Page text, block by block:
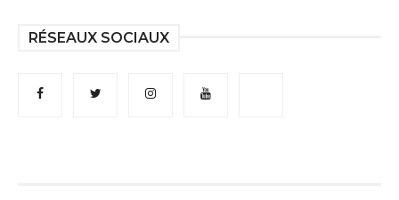
RÉSEAUX SOCIAUX